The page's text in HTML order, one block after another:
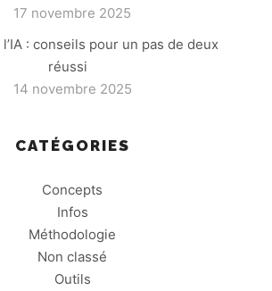
17 novembre 2025
: conseils pour un pas de deux
réussi
14 novembre 2025
CATÉGORIES
Concepts
Infos
Méthodologie
Non classé
Outils